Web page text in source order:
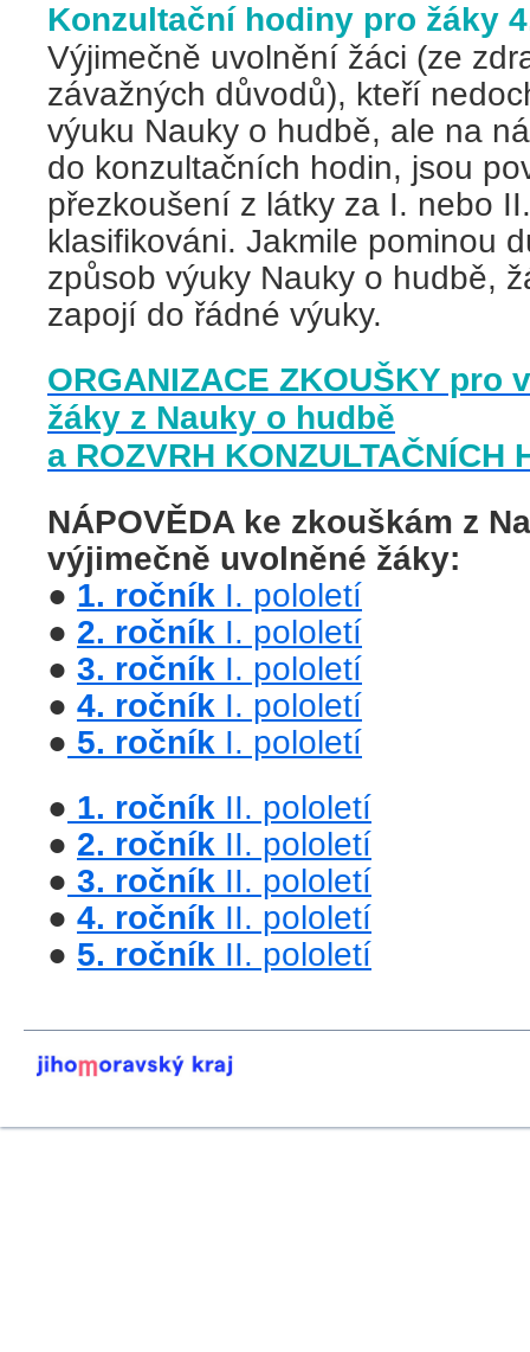
Konzultační hodiny pro žáky
Výjimečně uvolnění žáci (ze
závažných důvodů), kteří
výuku Nauky o hudbě, ale na
do konzultačních hodin, jsou
přezkoušení z látky za I. nebo
klasifikováni. Jakmile pominou
způsob výuky Nauky o hudbě,
zapojí do řádné výuky.
ORGANIZACE ZKOUŠKY pro
žáky z Nauky o hudbě
a ROZVRH KONZULTAČNÍCH
NÁPOVĚDA ke zkouškám z
výjimečně uvolněné žáky:
● 1. ročník I. pololetí
● 2. ročník I. pololetí
● 3. ročník I. pololetí
● 4. ročník I. pololetí
● 5. ročník I. pololetí
● 1. ročník II. pololetí
● 2. ročník II. pololetí
● 3. ročník II. pololetí
● 4. ročník II. pololetí
● 5. ročník II. pololetí